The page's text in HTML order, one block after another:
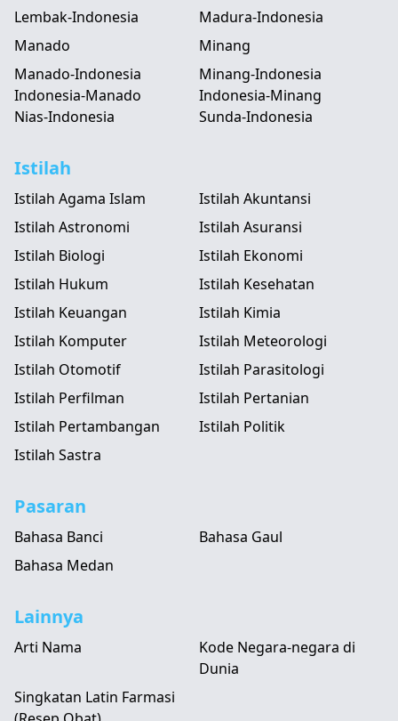
Lembak-Indonesia
Madura-Indonesia
Manado
Manado-Indonesia
Indonesia-Manado
Minang
Minang-Indonesia
Indonesia-Minang
Nias-Indonesia
Sunda-Indonesia
Istilah
Istilah Agama Islam
Istilah Akuntansi
Istilah Astronomi
Istilah Asuransi
Istilah Biologi
Istilah Ekonomi
Istilah Hukum
Istilah Kesehatan
Istilah Keuangan
Istilah Kimia
Istilah Komputer
Istilah Meteorologi
Istilah Otomotif
Istilah Parasitologi
Istilah Perfilman
Istilah Pertanian
Istilah Pertambangan
Istilah Politik
Istilah Sastra
Pasaran
Bahasa Banci
Bahasa Gaul
Bahasa Medan
Lainnya
Arti Nama
Kode Negara-negara di
Dunia
Singkatan Latin Farmasi